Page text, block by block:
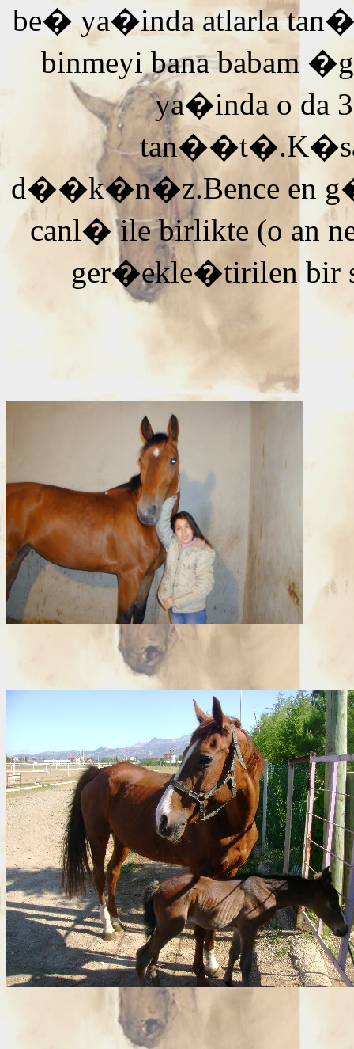
be� ya�inda atlarla
binmeyi bana babam
ya�inda o da
d��k�n�z.Bence en
canl� ile birlikte (o an
ger�ekle�tirilen bir